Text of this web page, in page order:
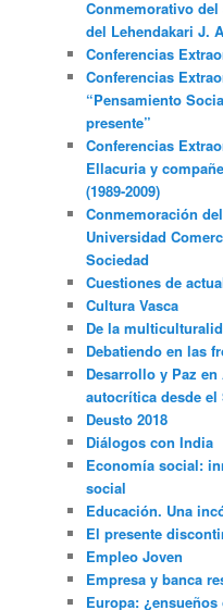
Conmemorativo
del Lehendakari J.
Conferencias
Conferencias
“Pensamiento
presente”
Conferencias
Ellacuria y
(1989-2009)
Conmemoración
Universidad
Sociedad
Cuestiones de
Cultura Vasca
De la
Debatiendo en las
Desarrollo y Paz
autocrítica desde el
Deusto 2018
Diálogos con India
Economía social:
social
Educación. Una
El presente
Empleo Joven
Empresa y banca
Europa: